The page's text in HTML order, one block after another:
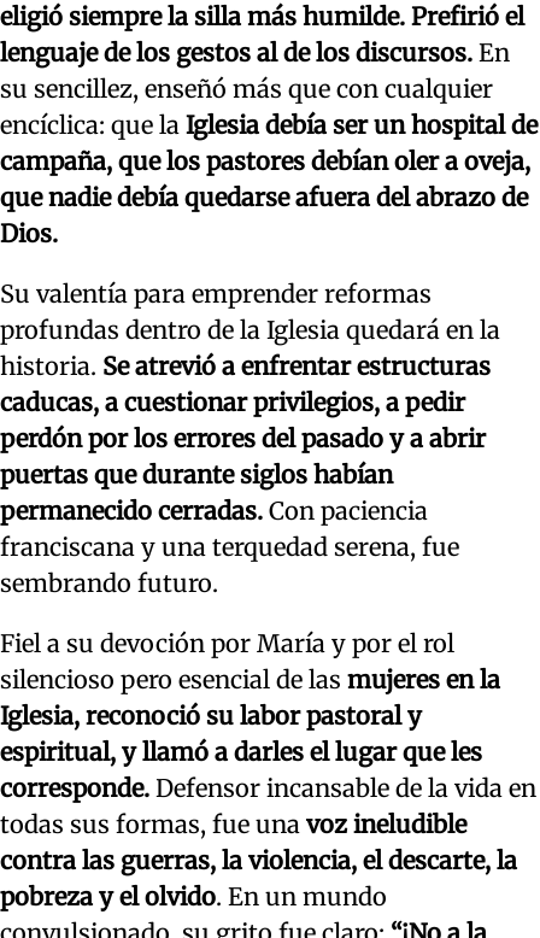
eligió siempre la silla más humilde. Prefirió el
lenguaje de los gestos al de los discursos. En
su sencillez, enseñó más que con cualquier
encíclica: que la Iglesia debía ser un hospital de
campaña, que los pastores debían oler a oveja,
que nadie debía quedarse afuera del abrazo de
Dios.
Su valentía para emprender reformas
profundas dentro de la Iglesia quedará en la
historia. Se atrevió a enfrentar estructuras
caducas, a cuestionar privilegios, a pedir
perdón por los errores del pasado y a abrir
puertas que durante siglos habían
permanecido cerradas. Con paciencia
franciscana y una terquedad serena, fue
sembrando futuro.
Fiel a su devoción por María y por el rol
silencioso pero esencial de las mujeres en la
Iglesia, reconoció su labor pastoral y
espiritual, y llamó a darles el lugar que les
corresponde. Defensor incansable de la vida en
todas sus formas, fue una voz ineludible
contra las guerras, la violencia, el descarte, la
pobreza y el olvido. En un mundo